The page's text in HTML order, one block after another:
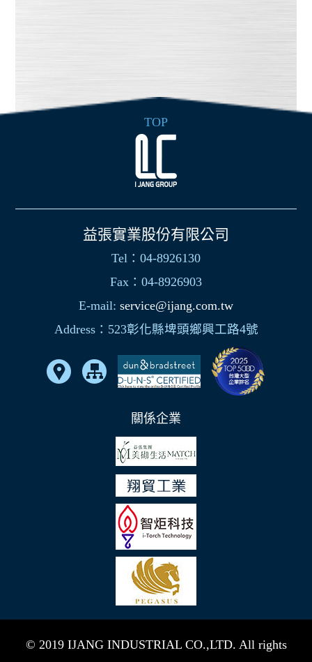
TOP
益張實業股份有限公司
Tel：04-8926130
Fax：04-8926903
E-mail: service@ijang.com.tw
Address：523彰化縣埤頭鄉興工路4號
關係企業
© 2019 IJANG INDUSTRIAL CO.,LTD. All rights